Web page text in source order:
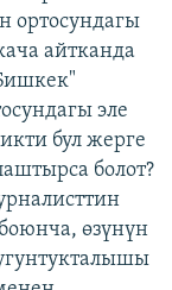
ортосундагы
айтканда
эле
бул жерге
болот?
өзүнүн